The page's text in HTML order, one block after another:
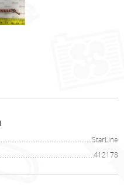
StarLine
412178